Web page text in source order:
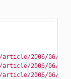
article/2006/06/
article/2006/06/
article/2006/06/